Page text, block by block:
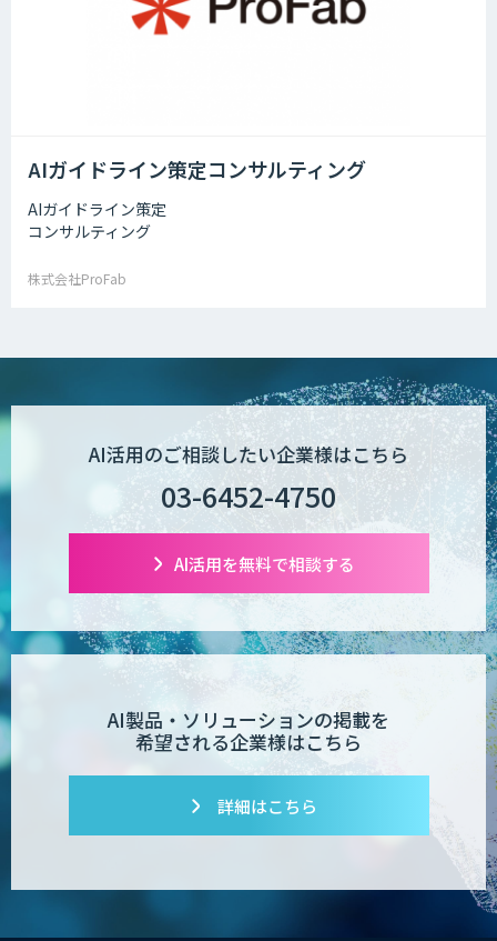
AIガイドライン策定コンサルティング
AIガイドライン策定
コンサルティング
株式会社ProFab
AI活用のご相談したい企業様はこちら
03-6452-4750
AI活用を無料で相談する
AI製品・ソリューションの掲載を
希望される企業様はこちら
詳細はこちら